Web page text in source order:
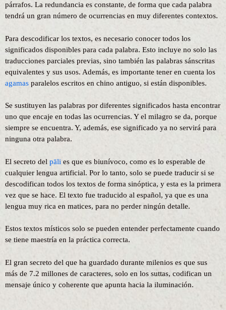
párrafos. La redundancia es constante, de forma que cada palabra
tendrá un gran número de ocurrencias en muy diferentes contextos.
Para descodificar los textos, es necesario conocer todos los
significados disponibles para cada palabra. Esto incluye no solo las
traducciones parciales previas, sino también las palabras sánscritas
equivalentes y sus usos. Además, es importante tener en cuenta los
agamas paralelos escritos en chino antiguo, si están disponibles.
Se sustituyen las palabras por diferentes significados hasta encontrar
uno que encaje en todas las ocurrencias. Y el milagro se da, porque
siempre se encuentra. Y, además, ese significado ya no servirá para
ninguna otra palabra.
El secreto del pāli es que es biunívoco, como es lo esperable de
cualquier lengua artificial. Por lo tanto, solo se puede traducir si se
descodifican todos los textos de forma sinóptica, y esta es la primera
vez que se hace. El texto fue traducido al español, ya que es una
lengua muy rica en matices, para no perder ningún detalle.
Estos textos místicos solo se pueden entender perfectamente cuando
se tiene maestría en la práctica correcta.
El gran secreto del que ha guardado durante milenios es que sus
más de 7.2 millones de caracteres, solo en los suttas, codifican un
mensaje único y coherente que apunta hacia la iluminación.